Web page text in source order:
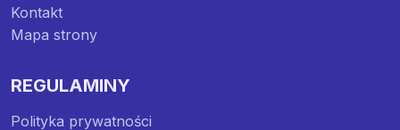
Kontakt
Mapa strony
REGULAMINY
Polityka prywatności